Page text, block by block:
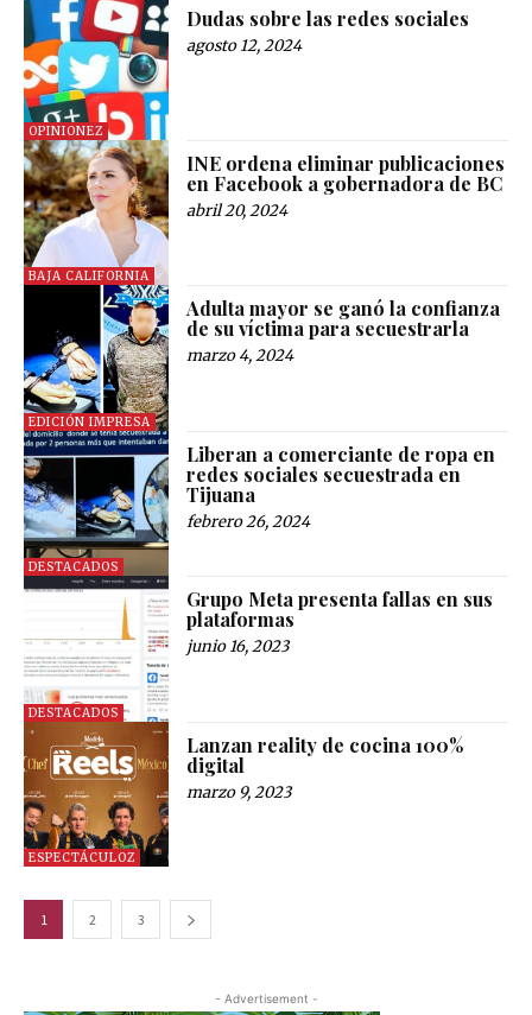
OPINIONEZ
Dudas sobre las redes sociales
agosto 12, 2024
BAJA CALIFORNIA
INE ordena eliminar publicaciones
en Facebook a gobernadora de BC
abril 20, 2024
EDICIÓN IMPRESA
Adulta mayor se ganó la confianza
de su víctima para secuestrarla
marzo 4, 2024
DESTACADOS
Liberan a comerciante de ropa en
redes sociales secuestrada en
Tijuana
febrero 26, 2024
DESTACADOS
Grupo Meta presenta fallas en sus
plataformas
junio 16, 2023
ESPECTÁCULOZ
Lanzan reality de cocina 100%
digital
marzo 9, 2023
1 2 3
- Advertisement -